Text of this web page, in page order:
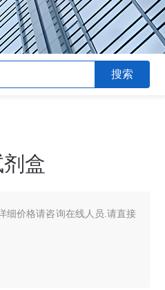
盒
细价格请咨询在线人员.请直接